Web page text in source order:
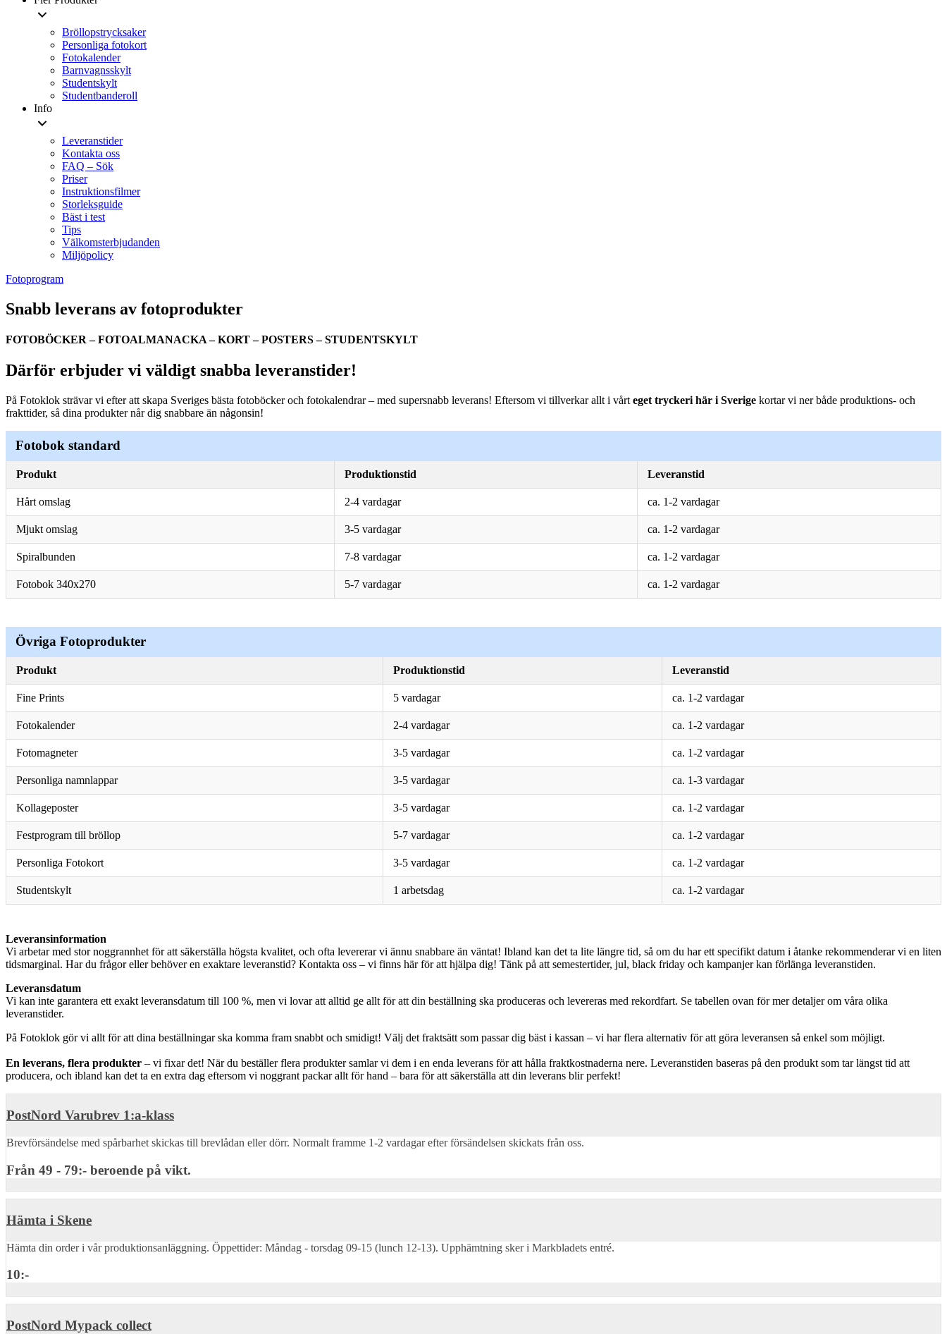
Bröllopstrycksaker
Personliga fotokort
Fotokalender
Barnvagnsskylt
Studentskylt
Studentbanderoll
Info
Leveranstider
Kontakta oss
FAQ – Sök
Priser
Instruktionsfilmer
Storleksguide
Bäst i test
Tips
Välkomsterbjudanden
Miljöpolicy
Fotoprogram
Snabb leverans av fotoprodukter
FOTOBÖCKER – FOTOALMANACKA – KORT – POSTERS – STUDENTSKYLT
Därför erbjuder vi väldigt snabba leveranstider!
På Fotoklok strävar vi efter att skapa Sveriges bästa fotoböcker och fotokalendrar – med supersnabb leverans! Eftersom vi tillverkar allt i vårt eget tryckeri här i Sverige kortar vi ner både produktions- och
frakttider, så dina produkter når dig snabbare än någonsin!
Fotobok standard
Produkt Produktionstid Leveranstid
Hårt omslag 2-4 vardagar ca. 1-2 vardagar
Mjukt omslag 3-5 vardagar ca. 1-2 vardagar
Spiralbunden 7-8 vardagar ca. 1-2 vardagar
Fotobok 340x270 5-7 vardagar ca. 1-2 vardagar
Övriga Fotoprodukter
Produkt Produktionstid Leveranstid
Fine Prints 5 vardagar ca. 1-2 vardagar
Fotokalender 2-4 vardagar ca. 1-2 vardagar
Fotomagneter 3-5 vardagar ca. 1-2 vardagar
Personliga namnlappar 3-5 vardagar ca. 1-3 vardagar
Kollageposter 3-5 vardagar ca. 1-2 vardagar
Festprogram till bröllop 5-7 vardagar ca. 1-2 vardagar
Personliga Fotokort 3-5 vardagar ca. 1-2 vardagar
Studentskylt 1 arbetsdag ca. 1-2 vardagar
Leveransinformation
Vi arbetar med stor noggrannhet för att säkerställa högsta kvalitet, och ofta levererar vi ännu snabbare än väntat! Ibland kan det ta lite längre tid, så om du har ett specifikt datum i åtanke rekommenderar vi en liten
tidsmarginal. Har du frågor eller behöver en exaktare leveranstid? Kontakta oss – vi finns här för att hjälpa dig! Tänk på att semestertider, jul, black friday och kampanjer kan förlänga leveranstiden.
Leveransdatum
Vi kan inte garantera ett exakt leveransdatum till 100 %, men vi lovar att alltid ge allt för att din beställning ska produceras och levereras med rekordfart. Se tabellen ovan för mer detaljer om våra olika
leveranstider.
På Fotoklok gör vi allt för att dina beställningar ska komma fram snabbt och smidigt! Välj det fraktsätt som passar dig bäst i kassan – vi har flera alternativ för att göra leveransen så enkel som möjligt.
En leverans, flera produkter – vi fixar det! När du beställer flera produkter samlar vi dem i en enda leverans för att hålla fraktkostnaderna nere. Leveranstiden baseras på den produkt som tar längst tid att
producera, och ibland kan det ta en extra dag eftersom vi noggrant packar allt för hand – bara för att säkerställa att din leverans blir perfekt!
PostNord Varubrev 1:a-klass
Brevförsändelse med spårbarhet skickas till brevlådan eller dörr. Normalt framme 1-2 vardagar efter försändelsen skickats från oss.
Från 49 - 79:- beroende på vikt.
Hämta i Skene
Hämta din order i vår produktionsanläggning. Öppettider: Måndag - torsdag 09-15 (lunch 12-13). Upphämtning sker i Markbladets entré.
10:-
PostNord Mypack collect